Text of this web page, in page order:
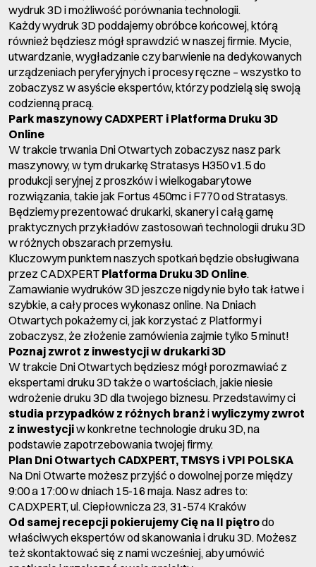
wydruk 3D i możliwość porównania technologii.
Każdy wydruk 3D poddajemy obróbce końcowej, którą
również będziesz mógł sprawdzić w naszej firmie. Mycie,
utwardzanie, wygładzanie czy barwienie na dedykowanych
urządzeniach peryferyjnych i procesy ręczne – wszystko to
zobaczysz w asyście ekspertów, którzy podzielą się swoją
codzienną pracą.
Park maszynowy CADXPERT i Platforma Druku 3D
Online
W trakcie trwania Dni Otwartych zobaczysz nasz park
maszynowy, w tym drukarkę Stratasys H350 v1.5 do
produkcji seryjnej z proszków i wielkogabarytowe
rozwiązania, takie jak Fortus 450mc i F770 od Stratasys.
Będziemy prezentować drukarki, skanery i całą gamę
praktycznych przykładów zastosowań technologii druku 3D
w różnych obszarach przemysłu.
Kluczowym punktem naszych spotkań będzie obsługiwana
przez CADXPERT Platforma Druku 3D Online.
Zamawianie wydruków 3D jeszcze nigdy nie było tak łatwe i
szybkie, a cały proces wykonasz online. Na Dniach
Otwartych pokażemy ci, jak korzystać z Platformy i
zobaczysz, że złożenie zamówienia zajmie tylko 5 minut!
Poznaj zwrot z inwestycji w drukarki 3D
W trakcie Dni Otwartych będziesz mógł porozmawiać z
ekspertami druku 3D także o wartościach, jakie niesie
wdrożenie druku 3D dla twojego biznesu. Przedstawimy ci
studia przypadków z różnych branż iwyliczymy zwrot
z inwestycjiw konkretne technologie druku 3D, na
podstawie zapotrzebowania twojej firmy.
Plan Dni Otwartych CADXPERT, TMSYS i VPI POLSKA
Na Dni Otwarte możesz przyjść o dowolnej porze między
9:00 a 17:00 w dniach 15-16 maja. Nasz adres to:
CADXPERT, ul. Ciepłownicza 23, 31-574 Kraków
Od samej recepcji pokierujemy Cię na II piętrodo
właściwych ekspertów od skanowania i druku 3D. Możesz
też skontaktować się z nami wcześniej, aby umówić